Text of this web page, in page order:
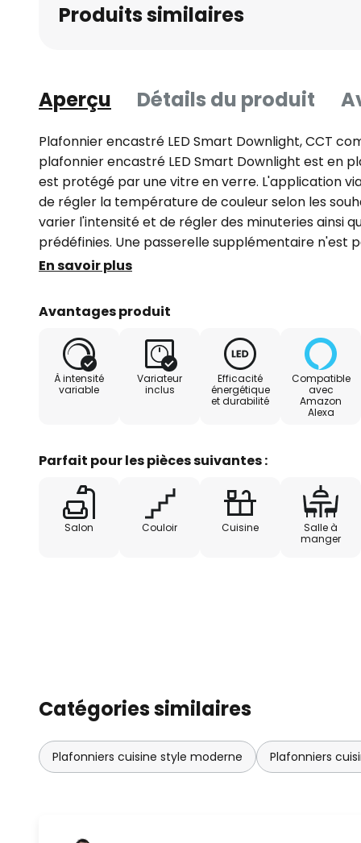
Produits similaires
Aperçu Détails du produit
Plafonnier encastré LED Smart Downlight, CCT
plafonnier encastré LED Smart Downlight est en
est protégé par une vitre en verre. L'application
de régler la température de couleur selon les
varier l'intensité et de régler des minuteries ainsi
prédéfinies. Une passerelle supplémentaire n'est
Comme l'application gratuite Calex est
facilement utilisées par commande vocale.
compatibilité - contrôlable par l'application Calex
lumière blanche réglable : blanc chaud (2.700 K) -
minuterie et scènes prédéfinies réglables par
possible avec Amazon Alexa, Google Assistant et
par application ou commande vocale - WiFi 2,4 GHz
En savoir plus
Avantages produit
À intensité
variable
Variateur
inclus
Efficacité
énergétique
et durabilité
Compatible
avec
Amazon
Alexa
Parfait pour les pièces suivantes :
Salon Couloir Cuisine
Salle à
manger
Catégories similaires
Plafonniers cuisine style moderne Plafonniers